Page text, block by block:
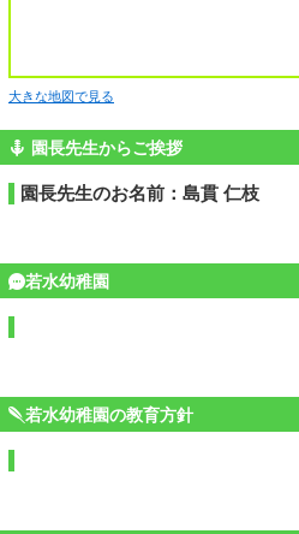
大きな地図で見る
園長先生からご挨拶
園長先生のお名前：島貫 仁枝
若水幼稚園
若水幼稚園の教育方針